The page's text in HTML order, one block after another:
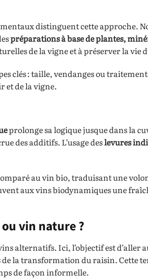
distinguent cette approche.
préparations à base de plantes,
de la vigne et à préserver la vie
clés : taille, vendanges ou
et de la vigne.
prolonge sa logique jusque dans la
des additifs. L’usage deslevures
au vin bio, traduisant une
aux vins biodynamiques une
vin nature ?
alternatifs. Ici, l’objectif est d’aller
la transformation du raisin. Cette
de façon informelle.